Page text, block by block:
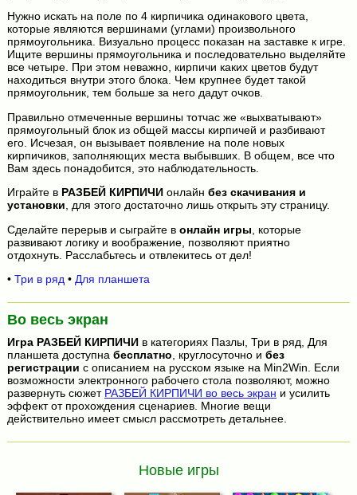
Нужно искать на поле по 4 кирпичика одинакового цвета,
которые являются вершинами (углами) произвольного
прямоугольника. Визуально процесс показан на заставке к игре.
Ищите вершины прямоугольника и последовательно выделяйте
все четыре. При этом неважно, кирпичи каких цветов будут
находиться внутри этого блока. Чем крупнее будет такой
прямоугольник, тем больше за него дадут очков.
Правильно отмеченные вершины тотчас же «выхватывают»
прямоугольный блок из общей массы кирпичей и разбивают
его. Исчезая, он вызывает появление на поле новых
кирпичиков, заполняющих места выбывших. В общем, все что
Вам здесь понадобится, это наблюдательность.
Играйте в РАЗБЕЙ КИРПИЧИонлайн без скачивания и
установки, для этого достаточно лишь открыть эту страницу.
Сделайте перерыв и сыграйте в онлайн игры , которые
развивают логику и воображение, позволяют приятно
отдохнуть. Расслабьтесь и отвлекитесь от дел!
• Три в ряд • Для планшета
Во весь экран
Игра РАЗБЕЙ КИРПИЧИв категориях Пазлы, Три в ряд, Для
планшета доступна бесплатно , круглосуточно и без
регистрации с описанием на русском языке на Min2Win. Если
возможности электронного рабочего стола позволяют, можно
развернуть сюжет РАЗБЕЙ КИРПИЧИ во весь экран и усилить
эффект от прохождения сценариев. Многие вещи
действительно имеет смысл рассмотреть детальнее.
Новые игры